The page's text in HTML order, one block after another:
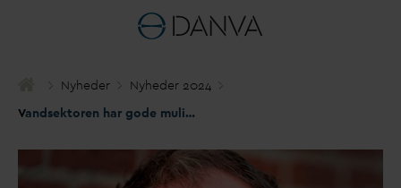
Nyheder
Nyheder 2024
Vandsektoren har gode muligheder for at skille sig ud på et arbejdsmarked med stor konkurrence